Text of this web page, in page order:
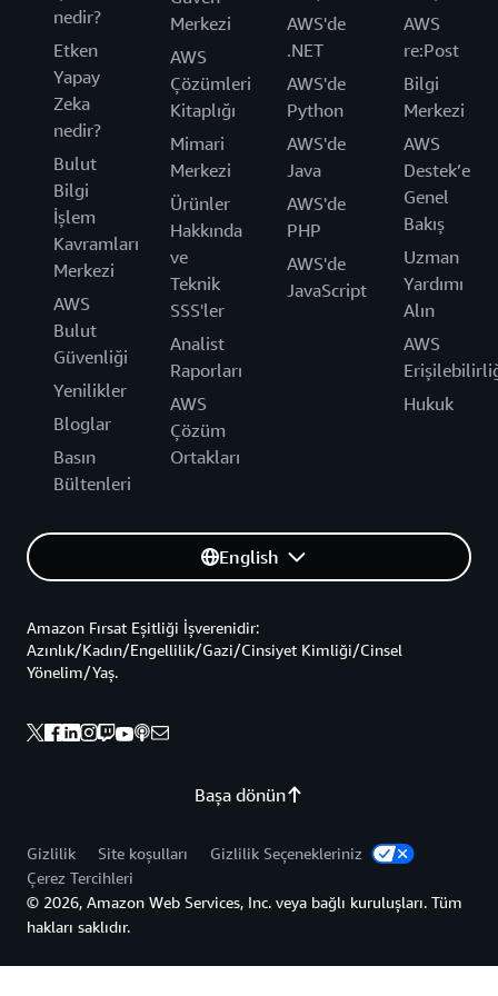
nedir?
Etken
Yapay
Zeka
nedir?
Bulut
Bilgi
İşlem
Kavramları
Merkezi
AWS
Bulut
Güvenliği
Yenilikler
Bloglar
Basın
Bültenleri
Merkezi
AWS
Çözümleri
Kitaplığı
Mimari
Merkezi
Ürünler
Hakkında
ve
Teknik
SSS'ler
Analist
Raporları
AWS
Çözüm
Ortakları
AWS'de
.NET
AWS'de
Python
AWS'de
Java
AWS'de
PHP
AWS'de
JavaScript
AWS
re:Post
Bilgi
Merkezi
AWS
Destek’e
Genel
Bakış
Uzman
Yardımı
Alın
AWS
Hukuk
English
Başa dönün
Amazon Fırsat Eşitliği İşverenidir:
Azınlık/Kadın/Engellilik/Gazi/Cinsiyet Kimliği/Cinsel
Yönelim/Yaş.
Gizlilik Site koşulları
Gizlilik Seçenekleriniz
Çerez Tercihleri
© 2026, Amazon Web Services, Inc. veya bağlı kuruluşları. Tüm
hakları saklıdır.